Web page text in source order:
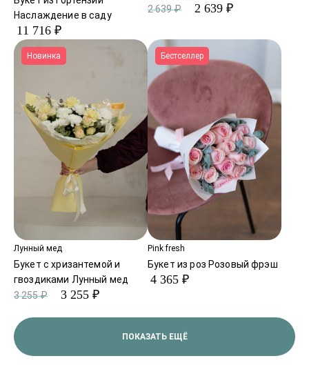
Наслаждение в саду
11 716 ₽
2 639 ₽
2 639 ₽
Новинка
Лунный мед
Букет с хризантемой и
гвоздиками Лунный мед
3 255 ₽
3 255 ₽
Бестселлер
Pink fresh
Букет из роз Розовый фрэш
4 365 ₽
ПОКАЗАТЬ ЕЩЁ